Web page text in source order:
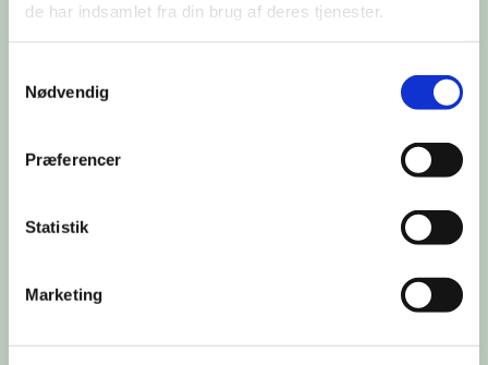
de har indsamlet fra din brug af deres tjenester.
Nødvendig
Præferencer
Statistik
Marketing
Du vil måske også kunne lide...